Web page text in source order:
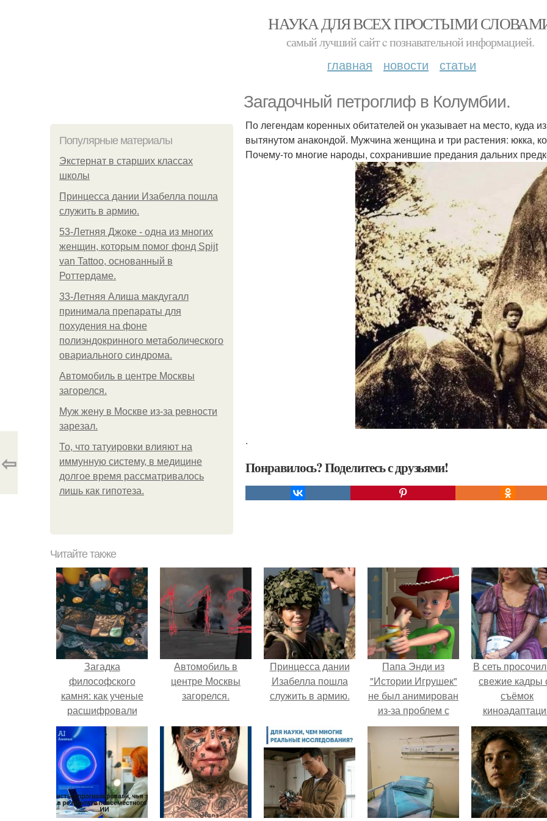
НАУКА ДЛЯ ВСЕХ ПРОСТЫМИ
самый лучший сайт c познавательной информацией.
главная новости статьи
Загадочный петроглиф в Колумбии.
Популярные материалы
Экстернат в старших классах
школы
Принцесса дании Изабелла пошла
служить в армию.
53-Летняя Джоке - одна из многих
женщин, которым помог фонд Spijt
van Tattoo, основанный в
Роттердаме.
33-Летняя Алиша макдугалл
принимала препараты для
похудения на фоне
полиэндокринного метаболического
овариального синдрома.
Автомобиль в центре Москвы
загорелся.
Mуж жену в Москве из-за ревности
зарезал.
То, что татуировки влияют на
иммунную систему, в медицине
долгое время рассматривалось
лишь как гипотеза.
По легендам коренных обитателей он указывает на место, куда
вытянутом анакондой. Мужчина женщина и три растения: юкка,
Почему-то многие народы, сохранившие предания дальних
.
Понравилось? Поделитесь с друзьями!
⇦
Читайте также
Загадка
философского
камня: как ученые
расшифровали
древний рецепт
эликсира жизни.
Автомобиль в
центре Москвы
загорелся.
Принцесса дании
Изабелла пошла
служить в армию.
Папа Энди из
"Истории Игрушек"
не был анимирован
из-за проблем с
бюджетом.
В сеть
свежие кадры
съёмок
"Рапунцель", и
внимание
моментально
оказалось
приковано к
крофт.